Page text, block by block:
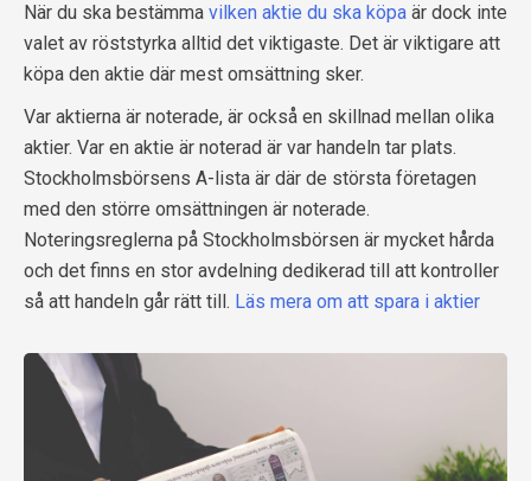
När du ska bestämma vilken aktie du ska köpa är dock inte
valet av röststyrka alltid det viktigaste. Det är viktigare att
köpa den aktie där mest omsättning sker.
Var aktierna är noterade, är också en skillnad mellan olika
aktier. Var en aktie är noterad är var handeln tar plats.
Stockholmsbörsens A-lista är där de största företagen
med den större omsättningen är noterade.
Noteringsreglerna på Stockholmsbörsen är mycket hårda
och det finns en stor avdelning dedikerad till att kontroller
så att handeln går rätt till. Läs mera om att spara i aktier